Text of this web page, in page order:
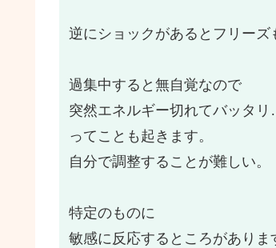
逆にショックがあるとフリーズ
過集中すると無自覚なので
突然エネルギー切れてバッタ
ってことも起きます。
自分で調整することが難しい。
特定のものに
敏感に反応するところがありま